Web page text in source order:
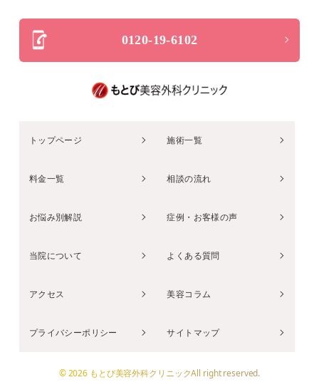
0120-19-6102
トップページ 施術一覧
料金一覧 相談の流れ
お悩み別解説 症例・お客様の声
当院について よくある質問
アクセス 美容コラム
プライバシーポリシー サイトマップ
© 2026 もとび美容外科クリニックAll right reserved.